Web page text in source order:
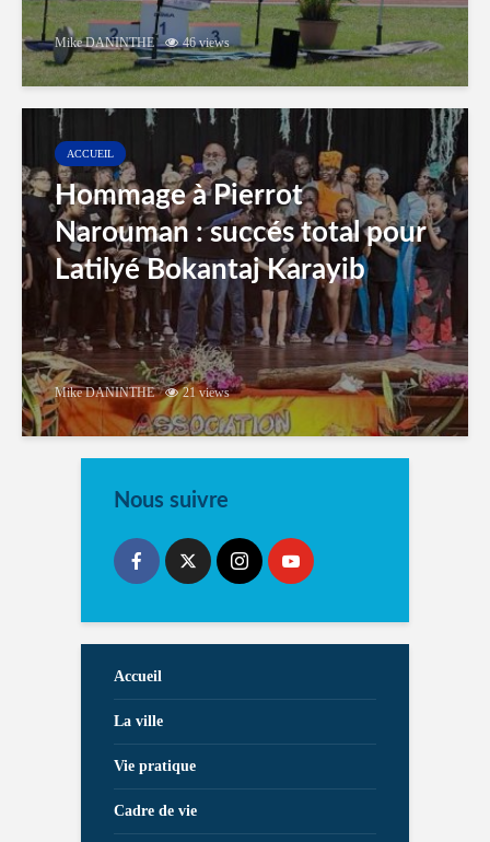
Mike DANINTHE 46 views
ACCUEIL
Hommage à Pierrot
Narouman : succés total pour
Latilyé Bokantaj Karayib
Mike DANINTHE 21 views
Nous suivre
Accueil
La ville
Vie pratique
Cadre de vie